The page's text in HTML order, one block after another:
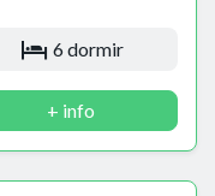
6 dormir
+ info